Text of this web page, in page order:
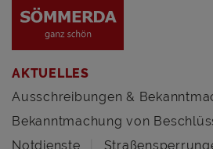
AKTUELLES
Ausschreibungen &
Bekanntmachung von
Notdienste